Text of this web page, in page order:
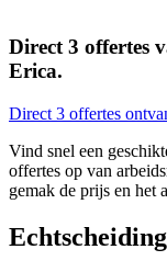
Direct 3 offertes
Erica.
Direct 3 offertes
Vind snel een
offertes op van
gemak de prijs en het